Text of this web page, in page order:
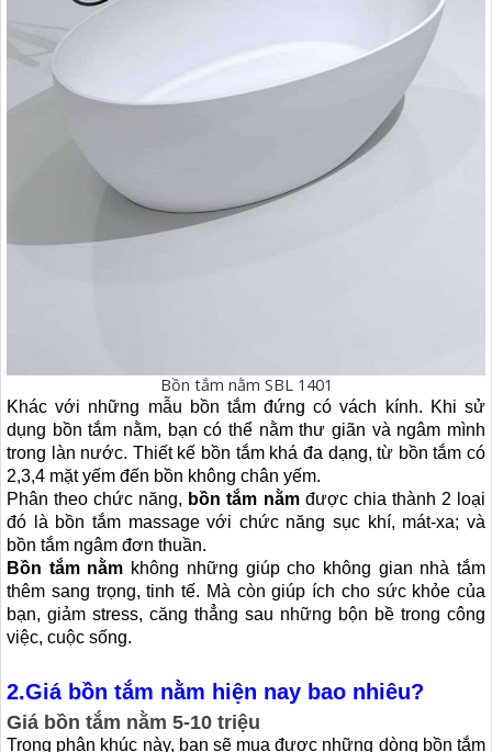
Bồn tắm nằm SBL 1401
Khác với những mẫu bồn tắm đứng có vách kính. Khi sử
dụng bồn tắm nằm, bạn có thể nằm thư giãn và ngâm mình
trong làn nước. Thiết kế bồn tắm khá đa dạng, từ bồn tắm có
2,3,4 mặt yếm đến bồn không chân yếm.
Phân theo chức năng, bồn tắm nằmđược chia thành 2 loại
đó là bồn tắm massage với chức năng sục khí, mát-xa; và
bồn tắm ngâm đơn thuần.
Bồn tắm nằm không những giúp cho không gian nhà tắm
thêm sang trọng, tinh tế. Mà còn giúp ích cho sức khỏe của
bạn, giảm stress, căng thẳng sau những bộn bề trong công
việc, cuộc sống.
2.Giá bồn tắm nằm hiện nay bao nhiêu?
Giá bồn tắm nằm 5-10 triệu
Trong phân khúc này, bạn sẽ mua được những dòng bồn tắm